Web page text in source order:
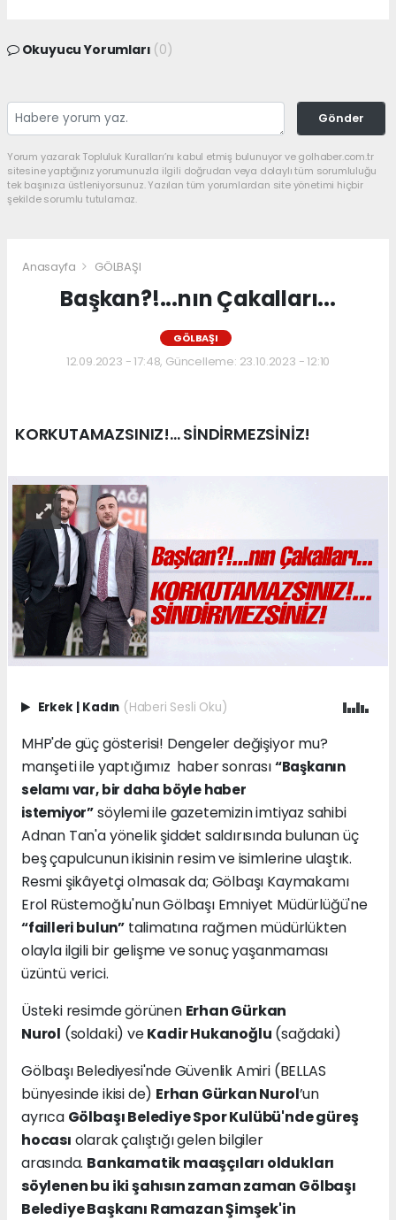
Okuyucu Yorumları (0)
Gönder
Yorum yazarak Topluluk Kuralları’nı kabul etmiş bulunuyor ve golhaber.com.tr
sitesine yaptığınız yorumunuzla ilgili doğrudan veya dolaylı tüm sorumluluğu
tek başınıza üstleniyorsunuz. Yazılan tüm yorumlardan site yönetimi hiçbir
şekilde sorumlu tutulamaz.
Anasayfa GÖLBAŞI
Başkan?!...nın Çakalları...
GÖLBAŞI
12.09.2023 - 17:48, Güncelleme: 23.10.2023 - 12:10
KORKUTAMAZSINIZ!... SİNDİRMEZSİNİZ!
Erkek | Kadın (Haberi Sesli Oku)
MHP'de güç gösterisi! Dengeler değişiyor mu?
manşeti ile yaptığımız haber sonrası“Başkanın
selamı var, bir daha böyle haber
istemiyor”söylemi ile gazetemizin imtiyaz sahibi
Adnan Tan'a yönelik şiddet saldırısında bulunan üç
beş çapulcunun ikisinin resim ve isimlerine ulaştık.
Resmi şikâyetçi olmasak da; Gölbaşı Kaymakamı
Erol Rüstemoğlu'nun Gölbaşı Emniyet Müdürlüğü'ne
“failleri bulun”talimatına rağmen müdürlükten
olayla ilgili bir gelişme ve sonuç yaşanmaması
üzüntü verici.
Üsteki resimde görünen Erhan Gürkan
Nurol (soldaki) veKadir Hukanoğlu (sağdaki)
Gölbaşı Belediyesi'nde Güvenlik Amiri (BELLAS
bünyesinde ikisi de) Erhan Gürkan Nurol’un
ayrıca Gölbaşı Belediye Spor Kulübü'nde güreş
hocası olarak çalıştığı gelen bilgiler
arasında. Bankamatik maaşçıları oldukları
söylenen bu iki şahısın zaman zaman Gölbaşı
Belediye Başkanı Ramazan Şimşek'in